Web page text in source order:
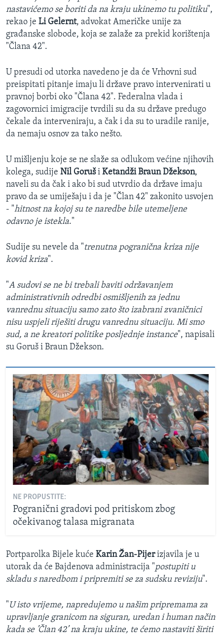
nastavićemo se boriti da na kraju ukinemo tu politiku",
rekao je Li Gelernt, advokat Američke unije za
građanske slobode, koja se zalaže za prekid korištenja
"Člana 42".
U presudi od utorka navedeno je da će Vrhovni sud
preispitati pitanje imaju li države pravo intervenirati u
pravnoj borbi oko "Člana 42". Federalna vlada i
zagovornici imigracije tvrdili su da su države predugo
čekale da interveniraju, a čak i da su to uradile ranije,
da nemaju osnov za tako nešto.
U mišljenju koje se ne slaže sa odlukom većine njihovih
kolega, sudije Nil Goruši Ketandži Braun Džekson,
naveli su da čak i ako bi sud utvrdio da države imaju
pravo da se umiješaju i da je "Član 42" zakonito usvojen
- "hitnost na kojoj su te naredbe bile utemeljene
odavno je istekla."
Sudije su nevele da "trenutna pogranična kriza nije
kovid kriza".
"A sudovi se ne bi trebali baviti održavanjem
administrativnih odredbi osmišljenih za jednu
vanrednu situaciju samo zato što izabrani zvaničnici
nisu uspjeli riješiti drugu vanrednu situaciju. Mi smo
sud, a ne kreatori politike posljednje instance", napisali
su Goruš i Braun Džekson.
NE PROPUSTITE:
Pogranični gradovi pod pritiskom zbog
očekivanog talasa migranata
Portparolka Bijele kuće Karin Žan-Pijerizjavila je u
utorak da će Bajdenova administracija "postupiti u
skladu s naredbom i pripremiti se za sudsku reviziju".
"U isto vrijeme, napredujemo u našim pripremama za
upravljanje granicom na siguran, uredan i human način
kada se ’Član 42’ na kraju ukine, te ćemo nastaviti širiti